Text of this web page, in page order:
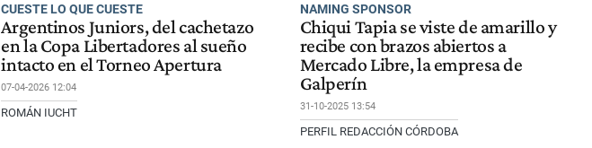
CUESTE LO QUE CUESTE
Argentinos Juniors, del cachetazo
en la Copa Libertadores al sueño
intacto en el Torneo Apertura
07-04-2026 12:04
ROMÁN IUCHT
NAMING SPONSOR
Chiqui Tapia se viste de amarillo y
recibe con brazos abiertos a
Mercado Libre, la empresa de
Galperín
31-10-2025 13:54
PERFIL REDACCIÓN CÓRDOBA